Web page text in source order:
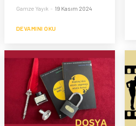
Gamze Yayık - 19 Kasım 2024
DEVAMINI OKU